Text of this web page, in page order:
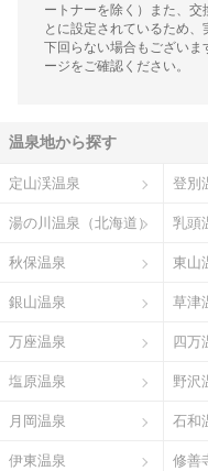
ートナーを除く）また、
とに設定されているため
下回らない場合もございま
ージをご確認ください。
温泉地から探す
定山渓温泉 登別
湯の川温泉（北海道） 乳頭
秋保温泉 東山
銀山温泉 草津
万座温泉 四万
塩原温泉 野沢
月岡温泉 石和
伊東温泉 修善